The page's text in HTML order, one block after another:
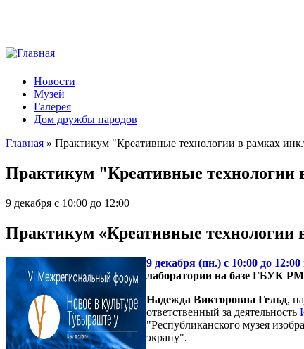
Новости
Музей
Галерея
Дом дружбы народов
Главная » Практикум "Креативные технологии в рамках
Практикум "Креативные технологии
9 декабря с 10:00 до 12:00
Практикум «Креативные
9 декабря (пн.) с 10:00 до
лаборатории на базе ГБУК
Надежда Викторовна Гельд,
ответственный за деятельность
"Республиканского музея
экрану".